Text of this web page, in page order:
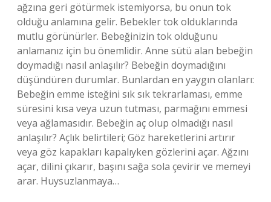
ağzına geri götürmek istemiyorsa, bu onun tok
olduğu anlamına gelir. Bebekler tok olduklarında
mutlu görünürler. Bebeğinizin tok olduğunu
anlamanız için bu önemlidir. Anne sütü alan bebeğin
doymadığı nasıl anlaşılır? Bebeğin doymadığını
düşündüren durumlar. Bunlardan en yaygın olanları:
Bebeğin emme isteğini sık sık tekrarlaması, emme
süresini kısa veya uzun tutması, parmağını emmesi
veya ağlamasıdır. Bebeğin aç olup olmadığı nasıl
anlaşılır? Açlık belirtileri; Göz hareketlerini artırır
veya göz kapakları kapalıyken gözlerini açar. Ağzını
açar, dilini çıkarır, başını sağa sola çevirir ve memeyi
arar. Huysuzlanmaya…